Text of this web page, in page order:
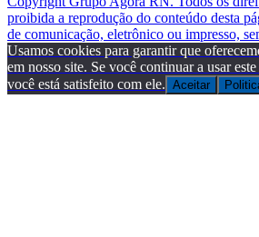
proibida a reprodução do conteúdo desta
de comunicação, eletrônico ou impresso,
Usamos cookies para garantir que
em nosso site. Se você continuar a usar
você está satisfeito com ele. Aceitar